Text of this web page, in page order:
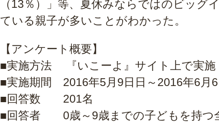
（13％）」等、夏休みならではのビッグ
ている親子が多いことがわかった。
【アンケート概要】
■実施方法 『いこーよ』サイト上で実施
■実施期間 2016年5月9日日～2016年6月
■回答数 201名
■回答者 0歳～9歳までの子どもを持つ